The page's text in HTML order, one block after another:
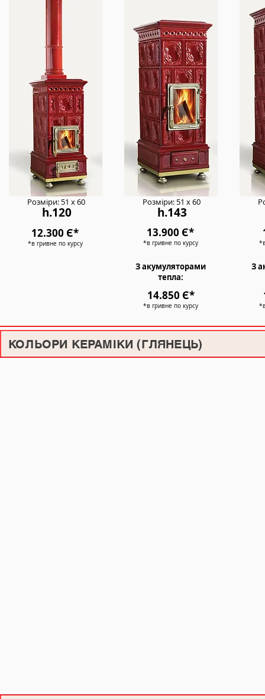
Розміри: 51 х 60
h.120
12.300 Є*
*в гривне по курсу
Розміри: 51 х 60
h.143
13.900 Є*
*в гривне по курсу
З акумуляторами
тепла:
14.850 Є*
*в гривне по курсу
З
КОЛЬОРИ КЕРАМІКИ (ГЛЯНЕЦЬ)